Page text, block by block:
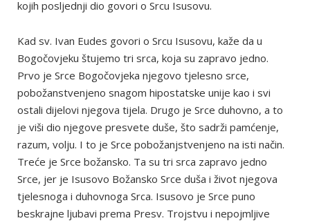
kojih posljednji dio govori o Srcu Isusovu.
Kad sv. Ivan Eudes govori o Srcu Isusovu, kaže da u
Bogočovjeku štujemo tri srca, koja su zapravo jedno.
Prvo je Srce Bogočovjeka njegovo tjelesno srce,
pobožanstvenjeno snagom hipostatske unije kao i svi
ostali dijelovi njegova tijela. Drugo je Srce duhovno, a to
je viši dio njegove presvete duše, što sadrži pamćenje,
razum, volju. I to je Srce pobožanjstvenjeno na isti način.
Treće je Srce božansko. Ta su tri srca zapravo jedno
Srce, jer je Isusovo Božansko Srce duša i život njegova
tjelesnoga i duhovnoga Srca. Isusovo je Srce puno
beskrajne ljubavi prema Presv. Trojstvu i nepojmljive